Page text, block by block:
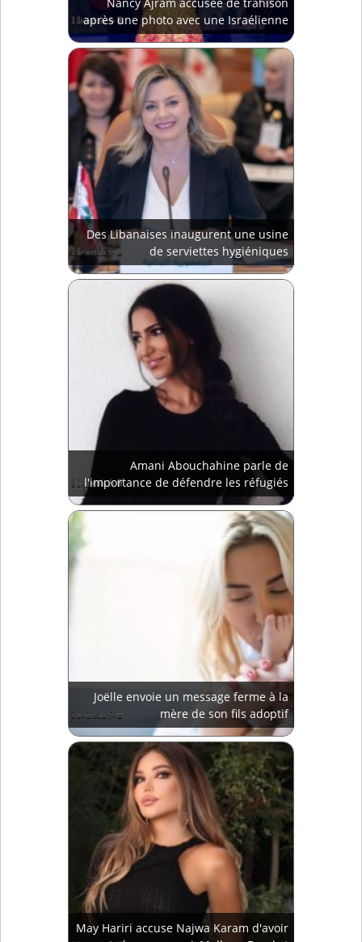
après une photo avec une Israélienne
Des Libanaises inaugurent une usine
de serviettes hygiéniques
Amani Abouchahine parle de
l'importance de défendre les réfugiés
Joëlle envoie un message ferme à la
mère de son fils adoptif
May Hariri accuse Najwa Karam d'avoir